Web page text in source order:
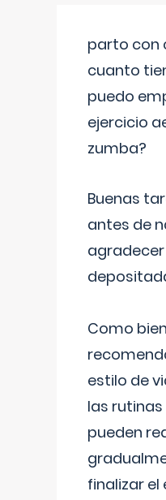
parto con
cuanto
puedo
ejercicio
zumba?
Buenas
antes de
Como
estilo de
las
pueden
finalizar